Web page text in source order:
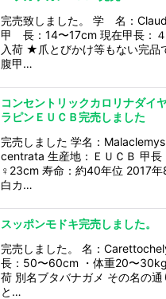
完売致しました。 学 名：
甲 長：14〜17cm 現在甲長：
入荷 ★爪とびかけ等もない完品
腹甲…
コンセントリックカロリナダイ
ラピンＥＵＣＢ完売しました
完売しました 学名：
centrata 生産地：ＥＵＣＢ 甲長
♀23cm 寿命：約40年位 2017年
白カ…
スッポンモドキ完売しました。
完売しました。 名：
長：50〜60cm ・体重20〜
荷 別名ブタバナガメ その名の
と…